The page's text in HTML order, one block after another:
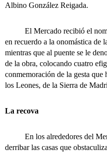
Albino González Reigada.
El Mercado recibió el
en recuerdo a la onomástica de
mientras que al puente se le
de la obra, colocando cuatro
conmemoración de la gesta
los Leones, de la Sierra de
La recova
En los alrededores del
derribar las casas que